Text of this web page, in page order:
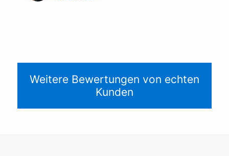
Weitere Bewertungen von echten
Kunden